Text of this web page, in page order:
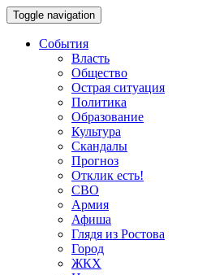
Toggle navigation
События
Власть
Общество
Острая ситуация
Политика
Образование
Культура
Скандалы
Прогноз
Отклик есть!
СВО
Армия
Афиша
Глядя из Ростова
Город
ЖКХ